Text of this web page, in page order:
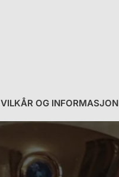
VILKÅR OG INFORMASJON